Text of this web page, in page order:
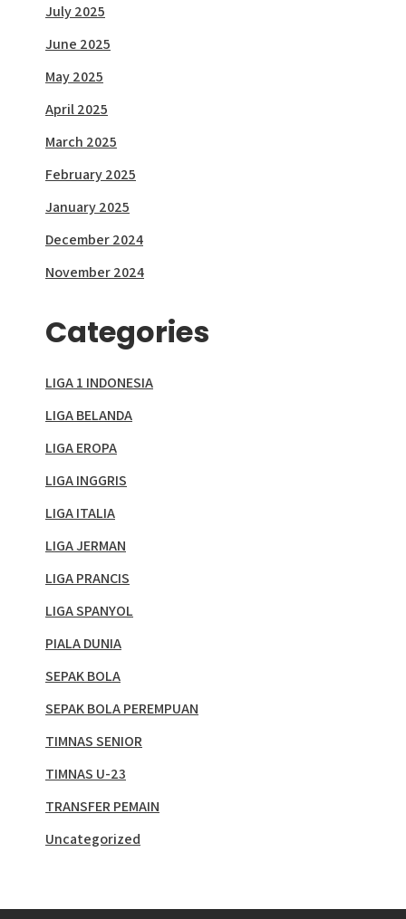
July 2025
June 2025
May 2025
April 2025
March 2025
February 2025
January 2025
December 2024
November 2024
Categories
LIGA 1 INDONESIA
LIGA BELANDA
LIGA EROPA
LIGA INGGRIS
LIGA ITALIA
LIGA JERMAN
LIGA PRANCIS
LIGA SPANYOL
PIALA DUNIA
SEPAK BOLA
SEPAK BOLA PEREMPUAN
TIMNAS SENIOR
TIMNAS U-23
TRANSFER PEMAIN
Uncategorized